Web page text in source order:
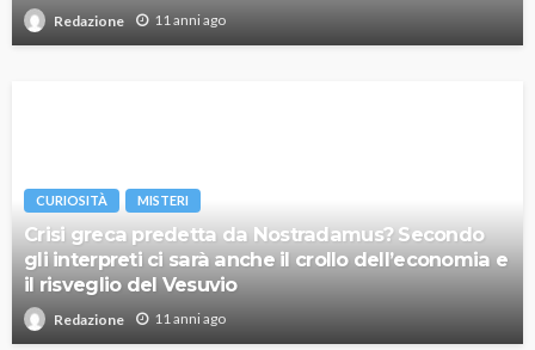
Redazione 11 anni ago
CURIOSITÀ MISTERI
Crisi greca predetta da Nostradamus? Secondo
gli interpreti ci sarà anche il crollo dell’economia e
il risveglio del Vesuvio
Redazione 11 anni ago